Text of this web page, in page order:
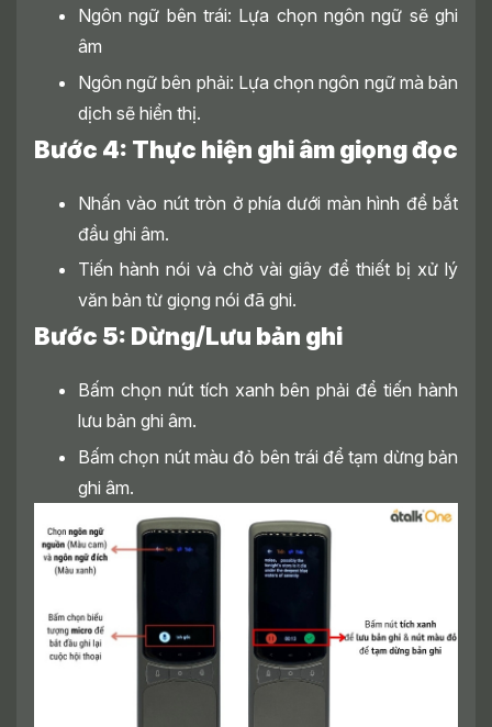
Ngôn ngữ bên trái: Lựa chọn ngôn ngữ sẽ ghi
âm
Ngôn ngữ bên phải: Lựa chọn ngôn ngữ mà bản
dịch sẽ hiển thị.
Bước 4: Thực hiện ghi âm giọng đọc
Nhấn vào nút tròn ở phía dưới màn hình để bắt
đầu ghi âm.
Tiến hành nói và chờ vài giây để thiết bị xử lý
văn bản từ giọng nói đã ghi.
Bước 5: Dừng/Lưu bản ghi
Bấm chọn nút tích xanh bên phải để tiến hành
lưu bản ghi âm.
Bấm chọn nút màu đỏ bên trái để tạm dừng bản
ghi âm.